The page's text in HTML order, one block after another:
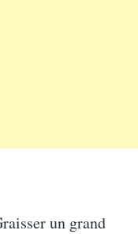
un grand